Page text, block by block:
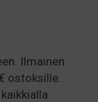
Ilmainen
ostoksille.